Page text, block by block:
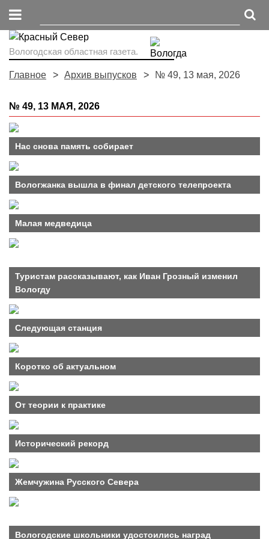
Вологодская областная газета.
Главное Архив выпусков № 49, 13 мая, 2026
№ 49, 13 МАЯ, 2026
Нас снова память собирает
Вологжанка вышла в финал детского телепроекта
Малая медведица
Туристам рассказывают, как Иван Грозный изменил
Вологду
Следующая станция
Коротко об актуальном
От теории к практике
Исторический рекорд
Жемчужина Русского Севера
Вологодские школьники удостоились наград